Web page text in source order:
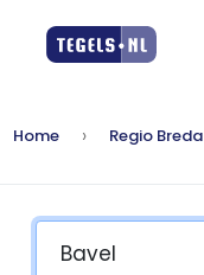
Home Regio Breda